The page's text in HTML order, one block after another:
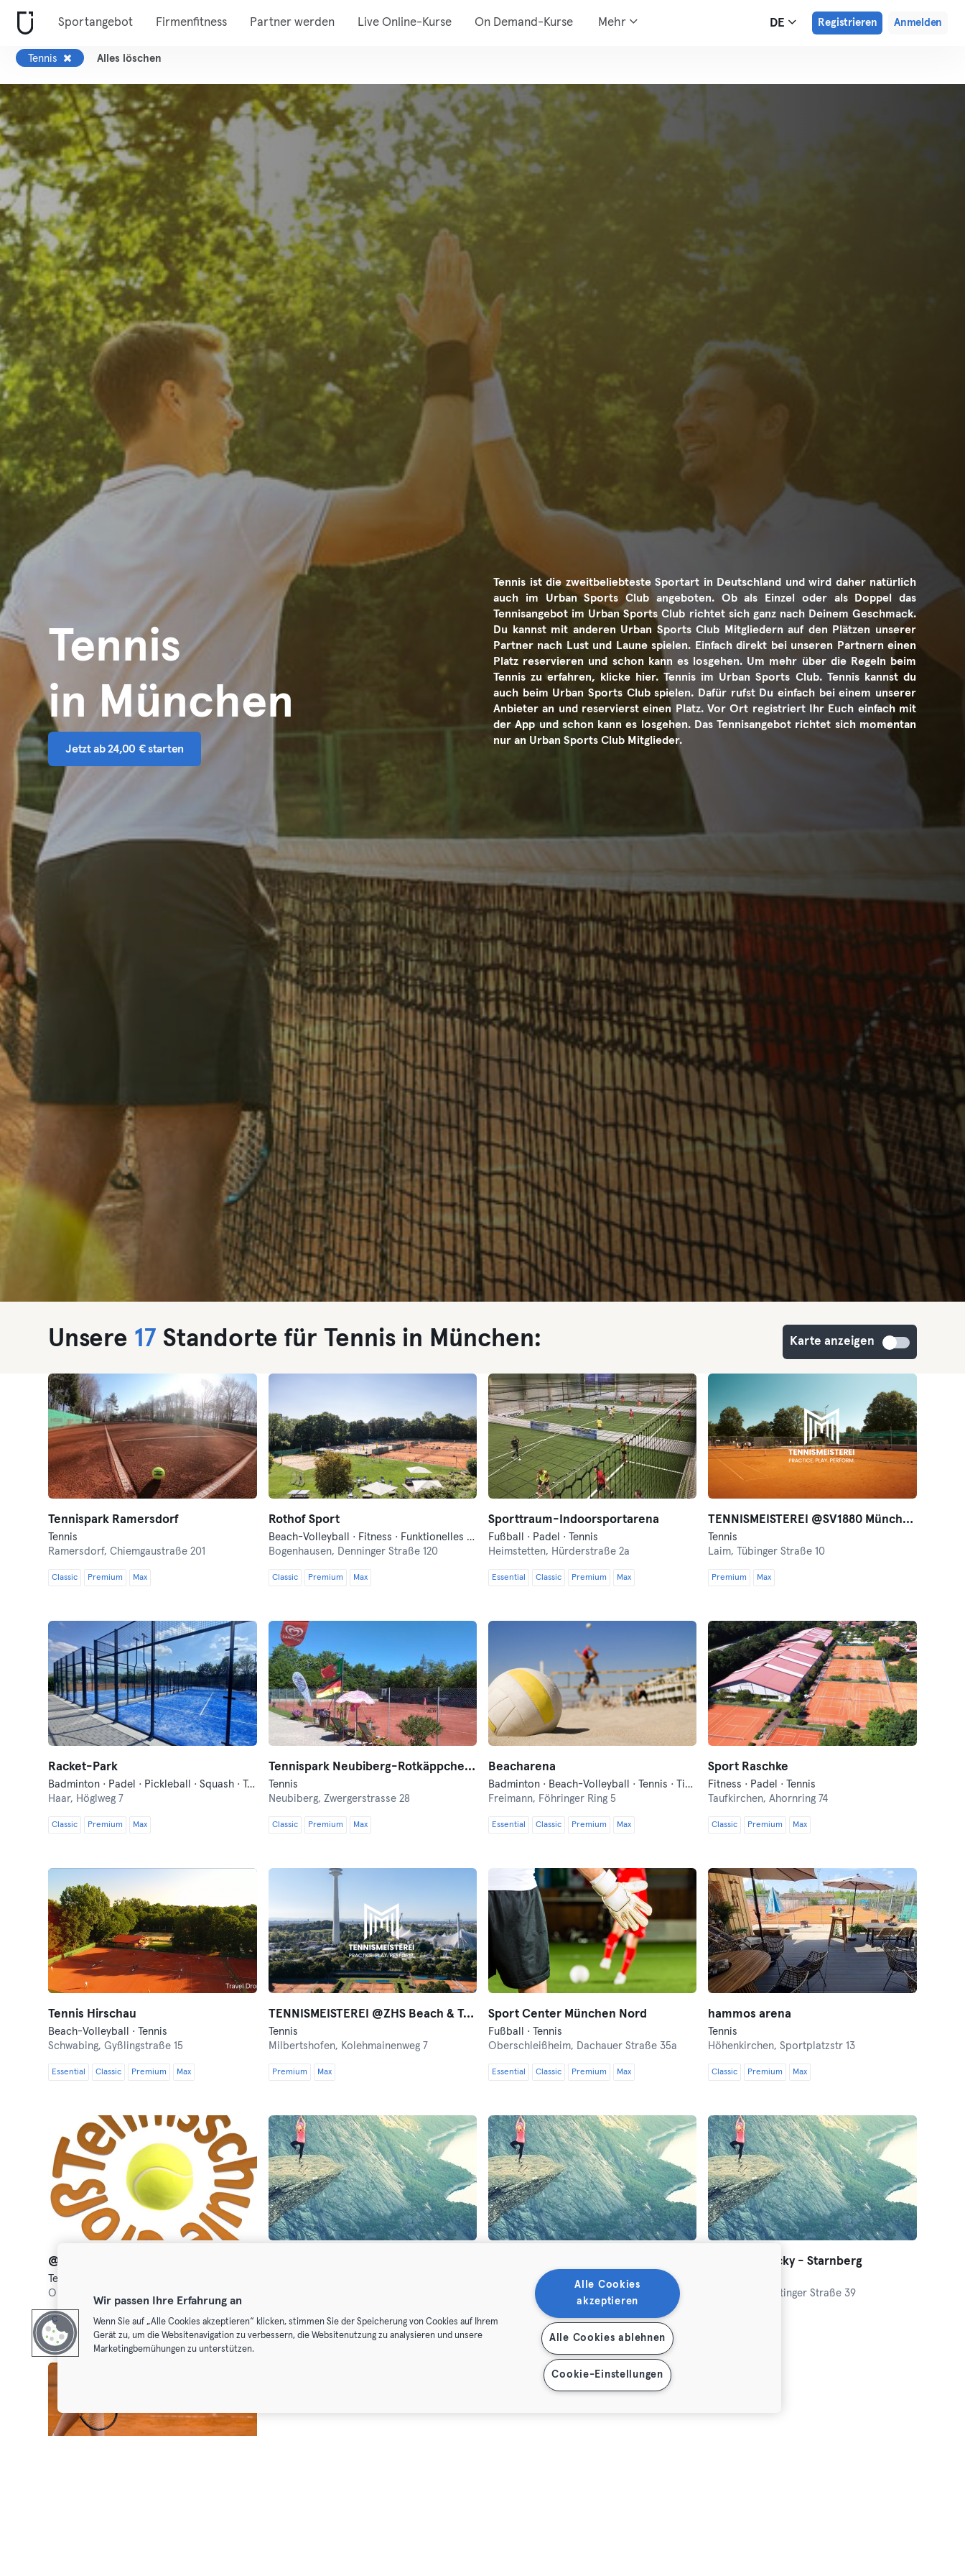
Sportangebot Firmenfitness Partner werden Live Online-Kurse On Demand-Kurse Mehr DE Registrieren Anmelden
Tennis Alles löschen
Tennis
in München
Jetzt ab 24,00 € starten
Tennis ist die zweitbeliebteste Sportart in Deutschland und wird daher natürlich
auch im Urban Sports Club angeboten. Ob als Einzel oder als Doppel das
Tennisangebot im Urban Sports Club richtet sich ganz nach Deinem Geschmack.
Du kannst mit anderen Urban Sports Club Mitgliedern auf den Plätzen unserer
Partner nach Lust und Laune spielen. Einfach direkt bei unseren Partnern einen
Platz reservieren und schon kann es losgehen. Um mehr über die Regeln beim
Tennis zu erfahren, klicke hier. Tennis im Urban Sports Club. Tennis kannst du
auch beim Urban Sports Club spielen. Dafür rufst Du einfach bei einem unserer
Anbieter an und reservierst einen Platz. Vor Ort registriert Ihr Euch einfach mit
der App und schon kann es losgehen. Das Tennisangebot richtet sich momentan
nur an Urban Sports Club Mitglieder.
Unsere 17 Standorte für Tennis in München: Karte anzeigen
Tennispark Ramersdorf
Tennis
Ramersdorf,Chiemgaustraße 201
Classic Premium Max
Rothof Sport
Beach-Volleyball · Fitness · Funktionelles Training · Indoorcycling · Pilates · Tennis · Wellness · Yoga
Bogenhausen, Denninger Straße 120
Classic Premium Max
Sporttraum-Indoorsportarena
Fußball · Padel · Tennis
Heimstetten, Hürderstraße 2a
Essential Classic Premium Max
TENNISMEISTEREI @SV1880 München
Tennis
Laim,
Tübinger Straße 10
Premium Max
Racket-Park
Badminton · Padel · Pickleball · Squash · Tennis
Haar, Höglweg 7
Classic Premium Max
Tennispark Neubiberg-Rotkäppchenplatz
Tennis
Neubiberg, Zwergerstrasse 28
Classic Premium Max
Beacharena
Badminton · Beach-Volleyball · Tennis · Tischtennis
Freimann, Föhringer Ring 5
Essential Classic Premium Max
Sport Raschke
Fitness · Padel · Tennis
Taufkirchen,Ahornring 74
Classic Premium Max
Tennis Hirschau
Beach-Volleyball · Tennis
Schwabing,Gyßlingstraße 15
Essential Classic Premium Max
TENNISMEISTEREI @ZHS Beach & Tennisanlage
Tennis
Milbertshofen, Kolehmainenweg 7
Premium Max
Sport Center München Nord
Fußball · Tennis
Oberschleißheim, Dachauer Straße 35a
Essential Classic Premium Max
hammos arena
Tennis
Höhenkirchen,Sportplatzstr 13
Classic Premium Max
@Tennisschule Groß
Tennis
Oberschleißheim,
Classic Premium Max Premium Max
Fitness · Tennis
Schwabing,
Premium Max
HitFit mit Becky - Starnberg
Gautinger Straße 39
Wir passen Ihre Erfahrung an
Wenn Sie auf „Alle Cookies akzeptieren“ klicken, stimmen Sie der Speicherung von Cookies auf Ihrem
Gerät zu, um die Websitenavigation zu verbessern, die Websitenutzung zu analysieren und unsere
Marketingbemühungen zu unterstützen.
Alle Cookies
akzeptieren
Alle Cookies ablehnen
Cookie-Einstellungen